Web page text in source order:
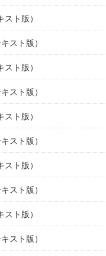
ト版）
スト版）
ト版）
スト版）
ト版）
スト版）
ト版）
スト版）
ト版）
スト版）